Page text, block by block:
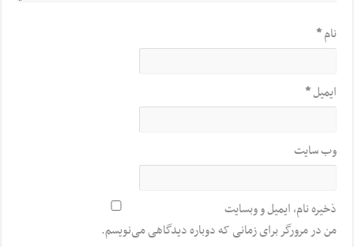
نام*
ایمیل*
وب‌ سایت
ذخیره نام، ایمیل و وبسایت
من در مرورگر برای زمانی که دوباره دیدگاهی می‌نویسم.